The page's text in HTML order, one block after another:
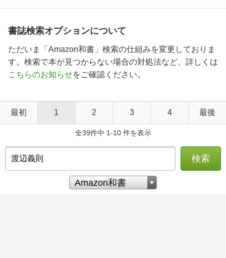
書誌検索オプションについて
ただいま「Amazon和書」検索の仕組みを変更しておりま
す。検索で本が見つからない場合の対処法など、詳しくは
こちらのお知らせをご確認ください。
最初 1 2 3 4 最後
全39件中 1-10 件を表示
検索